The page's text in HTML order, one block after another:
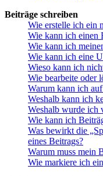
Beiträge schreiben
Wie erstelle ich ein
Wie kann ich einen
Wie kann ich
Wie kann ich eine
Wieso kann ich
Wie bearbeite oder
Warum kann ich
Weshalb kann ich
Weshalb wurde ich
Wie kann ich
Was bewirkt die
eines Beitrags?
Warum muss mein
Wie markiere ich